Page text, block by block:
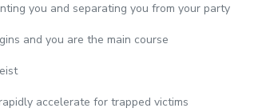
you and separating you from your party
and you are the main course
accelerate for trapped victims